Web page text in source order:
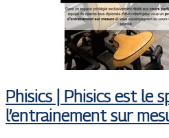
Phisics | Phisics est le
l’entraine­ment sur